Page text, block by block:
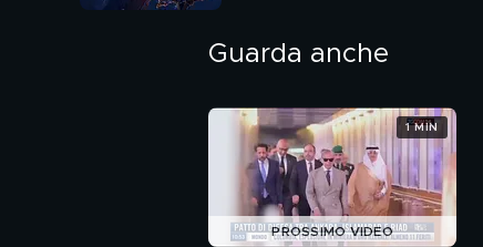
Guarda anche
PROSSIMO VIDEO
1 MIN